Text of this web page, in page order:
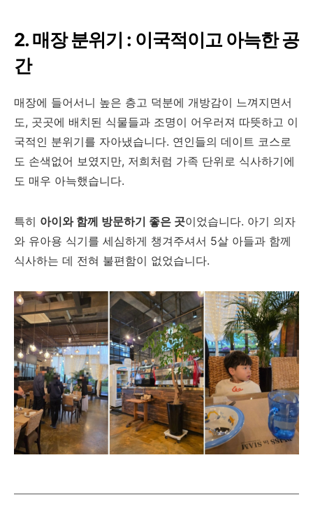
2. 매장 분위기 : 이국적이고 아늑한 공
간
매장에 들어서니 높은 층고 덕분에 개방감이 느껴지면서
도, 곳곳에 배치된 식물들과 조명이 어우러져 따뜻하고 이
국적인 분위기를 자아냈습니다. 연인들의 데이트 코스로
도 손색없어 보였지만, 저희처럼 가족 단위로 식사하기에
도 매우 아늑했습니다.
특히 아이와 함께 방문하기 좋은 곳이었습니다. 아기 의자
와 유아용 식기를 세심하게 챙겨주셔서 5살 아들과 함께
식사하는 데 전혀 불편함이 없었습니다.